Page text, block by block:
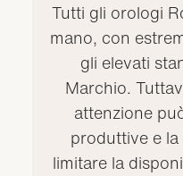
Tutti gli orologi
mano, con
gli elevati
Marchio.
attenzione
produttive e
limitare la